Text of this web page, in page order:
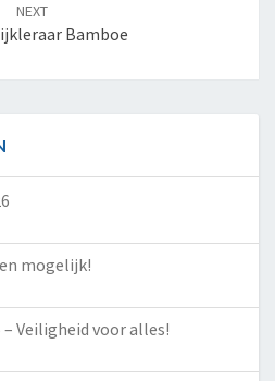
NEXT
Bamboe
mogelijk!
Veiligheid voor alles!